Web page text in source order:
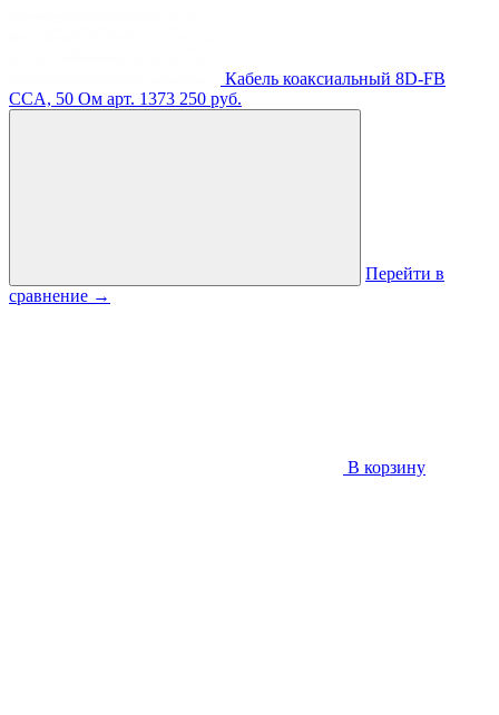
Кабель коаксиальный 8D-FB
CCA, 50 Ом арт. 1373 250 руб.
Перейти в
сравнение →
В корзину